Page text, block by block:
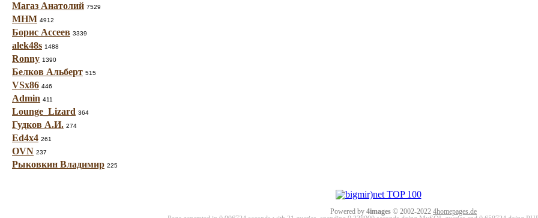
Магаз Анатолий 7529
МНМ 4912
Борис Ассеев 3339
alek48s 1488
Ronny 1390
Белков Альберт 515
VSx86 446
Admin 411
Lounge_Lizard 364
Гудков А.И. 274
Ed4x4 261
OVN 237
Рыковкин Владимир 225
Powered by 4images © 2002-2022 4homepages.de